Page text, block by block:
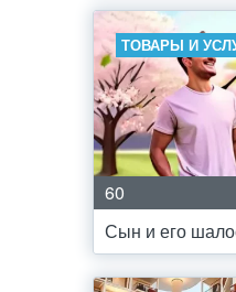
ТОВАРЫ И
60
Сын и его